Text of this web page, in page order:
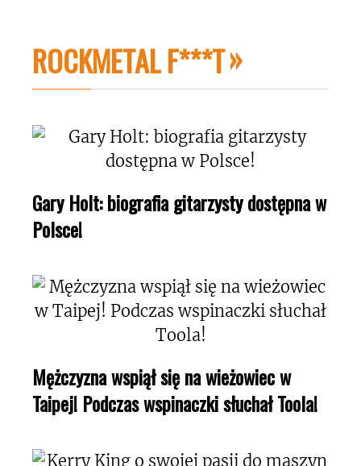
ROCKMETAL F***T
Gary Holt: biografia gitarzysty dostępna w
Polsce!
Mężczyzna wspiął się na wieżowiec w
Taipej! Podczas wspinaczki słuchał Toola!